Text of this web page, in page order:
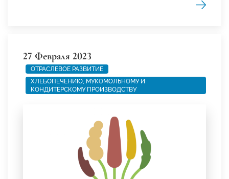
27 Февраля 2023
ОТРАСЛЕВОЕ РАЗВИТИЕ
ХЛЕБОПЕЧЕНИЮ, МУКОМОЛЬНОМУ И
КОНДИТЕРСКОМУ ПРОИЗВОДСТВУ